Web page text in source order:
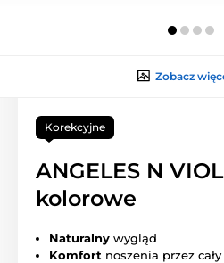
Zobacz
Korekcyjne
ANGELES N
kolorowe
Naturalny wygląd
Komfort noszenia przez